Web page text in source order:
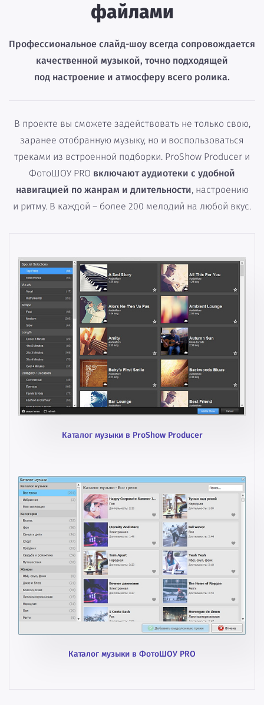
файлами
Профессиональное слайд-шоу всегда сопровождается
качественной музыкой, точно подходящей
под настроение и атмосферу всего ролика.
В проекте вы сможете задействовать не только свою,
заранее отобранную музыку, но и воспользоваться
треками из встроенной подборки. ProShow Producer и
ФотоШОУ PRO включают аудиотеки с удобной
навигацией по жанрам и длительности, настроению
и ритму. В каждой – более 200 мелодий на любой вкус.
Каталог музыки в ProShow Producer
Каталог музыки в ФотоШОУ PRO